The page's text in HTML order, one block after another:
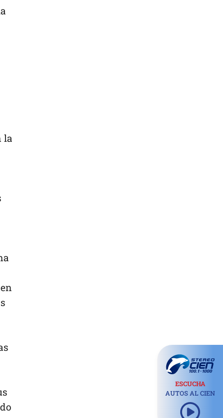
la
ESCUCHA
AUTOS AL CIEN